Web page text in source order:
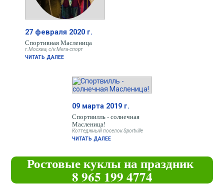
27 февраля 2020 г.
Спортивная Масленица
г.Москва, с/к Мега-спорт
ЧИТАТЬ ДАЛЕЕ
09 марта 2019 г.
Спортвилль - солнечная
Масленица!
Коттеджный поселок Sportville
ЧИТАТЬ ДАЛЕЕ
Ростовые куклы на праздник
8 965 199 4774